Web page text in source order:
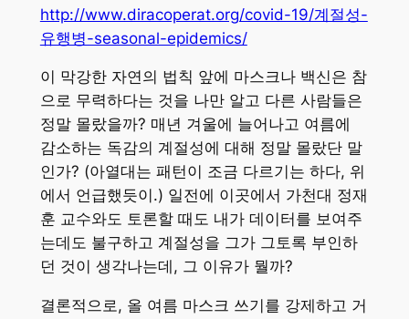
http://www.diracoperat.org/covid-19/계절성-
유행병-seasonal-epidemics/
이 막강한 자연의 법칙 앞에 마스크나 백신은 참
으로 무력하다는 것을 나만 알고 다른 사람들은
정말 몰랐을까? 매년 겨울에 늘어나고 여름에
감소하는 독감의 계절성에 대해 정말 몰랐단 말
인가? (아열대는 패턴이 조금 다르기는 하다, 위
에서 언급했듯이.) 일전에 이곳에서 가천대 정재
훈 교수와도 토론할 때도 내가 데이터를 보여주
는데도 불구하고 계절성을 그가 그토록 부인하
던 것이 생각나는데, 그 이유가 뭘까?
결론적으로, 올 여름 마스크 쓰기를 강제하고 거